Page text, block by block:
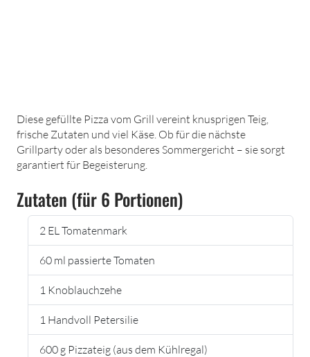
Diese gefüllte Pizza vom Grill vereint knusprigen Teig,
frische Zutaten und viel Käse. Ob für die nächste
Grillparty oder als besonderes Sommergericht – sie sorgt
garantiert für Begeisterung.
Zutaten (für 6 Portionen)
2 EL Tomatenmark
60 ml passierte Tomaten
1 Knoblauchzehe
1 Handvoll Petersilie
600 g Pizzateig (aus dem Kühlregal)